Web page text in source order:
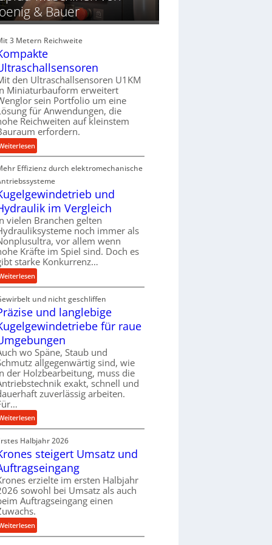
n
g
n
f
ü
r
d
i
e
P
r
o
d
u
k
t
i
o
n
n
d
e
n
M
i
t
t
e
l
s
t
a
d
e
r
& Bauer
3 Metern Reichweite
den Ultraschallsensoren U1KM
Miniaturbauform erweitert
sein Portfolio um eine
für Anwendungen, die
Reichweiten auf kleinstem
erfordern.
:
K
o
m
p
a
k
t
e
U
l
t
r
c
h
a
l
l
s
e
n
s
o
e
n
Effizienz durch elektromechanische
und
im Vergleich
vielen Branchen gelten
noch immer als
vor allem wenn
Kräfte im Spiel sind. Doch es
starke Konkurrenz…
:
K
u
g
l
g
e
w
i
n
e
t
r
e
b
u
n
d
H
y
und nicht geschliffen
und langlebige
für raue
wo Späne, Staub und
allgegenwärtig sind, wie
der Holzbearbeitung, muss die
exakt, schnell und
zuverlässig arbeiten.
:
P
r
ä
i
s
e
n
d
Halbjahr 2026
steigert Umsatz und
erzielte im ersten Halbjahr
sowohl bei Umsatz als auch
Auftragseingang einen
:
K